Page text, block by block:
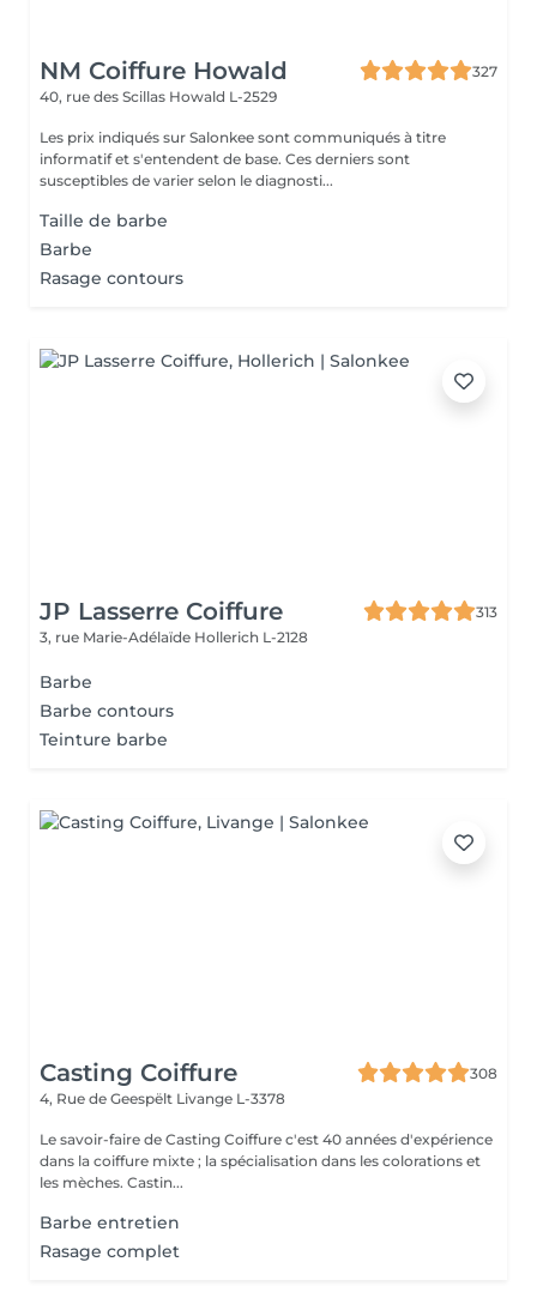
NM Coiffure Howald
327
40, rue des Scillas Howald L-2529
Les prix indiqués sur Salonkee sont communiqués à titre
informatif et s'entendent de base. Ces derniers sont
susceptibles de varier selon le diagnosti...
Taille de barbe
Barbe
Rasage contours
JP Lasserre Coiffure
313
3, rue Marie-Adélaïde Hollerich L-2128
Barbe
Barbe contours
Teinture barbe
Casting Coiffure
308
4, Rue de Geespëlt Livange L-3378
Le savoir-faire de Casting Coiffure c'est 40 années d'expérience
dans la coiffure mixte ; la spécialisation dans les colorations et
les mèches. Castin...
Barbe entretien
Rasage complet